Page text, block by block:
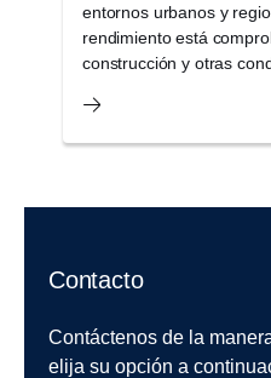
entornos urbanos y
rendimiento está
construcción y otras
Contacto
Contáctenos de la
elija su opción a